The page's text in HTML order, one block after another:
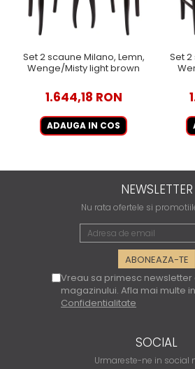
Set 2 scaune Milano, Lemn,
Wenge/Misty light brown
1.644,18 RON
ADAUGA IN COS
Set
NEWSLETTER
Nu rata ofertele si
Vreau sa primesc
magazinului. Afla mai multe in
Confidentialitate
SOCIAL
Urmareste-ne in social